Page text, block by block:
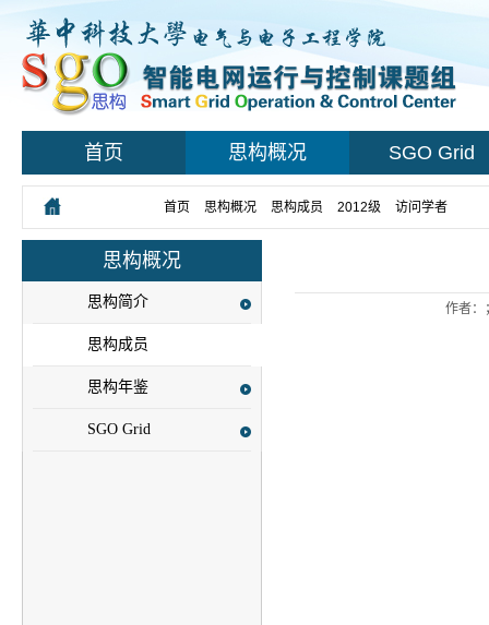
首页 思构概况 SGO Grid
首页 思构概况 思构成员 2012级 访问学者
思构概况
思构简介
思构成员
思构年鉴
SGO Grid
作者：